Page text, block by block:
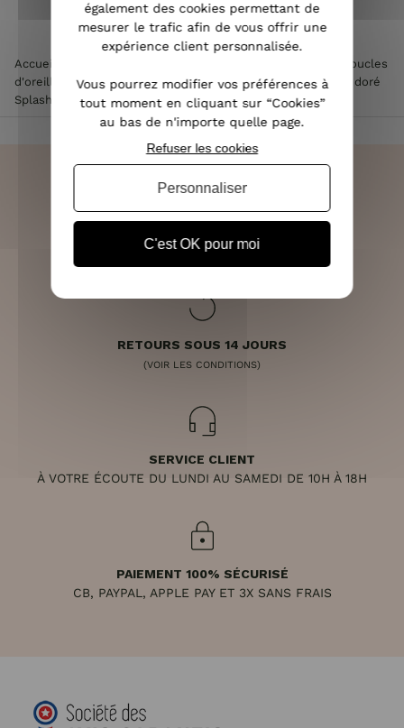
Accueil
Boucles
d'oreilles femme >Boucles d'oreilles LOL à clips marine et doré
Splashis
OFFERTE DÈS 70€
RETOURS SOUS 14 JOURS
(VOIR LES CONDITIONS)
SERVICE CLIENT
À VOTRE ÉCOUTE DU LUNDI AU SAMEDI DE 10H À 18H
PAIEMENT 100% SÉCURISÉ
CB, PAYPAL, APPLE PAY ET 3X SANS FRAIS
également des cookies permettant de
mesurer le trafic afin de vous offrir une
expérience client personnalisée.
Vous pourrez modifier vos préférences à
tout moment en cliquant sur “Cookies”
au bas de n'importe quelle page.
C'est OK pour moi
Refuser les cookies
Personnaliser